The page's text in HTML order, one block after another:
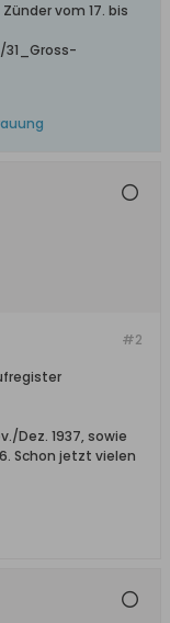
vom 17. bis
#2
Dez. 1937, sowie
Schon jetzt vielen